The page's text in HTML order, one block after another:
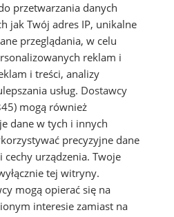
przetwarzania danych
jak Twój adres IP, unikalne
przeglądania, w celu
reklam i
i treści, analizy
usług. Dostawcy
mogą również
dane w tych i innych
precyzyjne dane
cechy urządzenia. Twoje
tej witryny.
mogą opierać się na
interesie zamiast na